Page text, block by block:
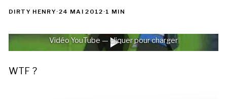
DIRTY HENRY·24 MAI 2012 ·1 MIN
Vidéo YouTube — cliquer pour charger
WTF ?